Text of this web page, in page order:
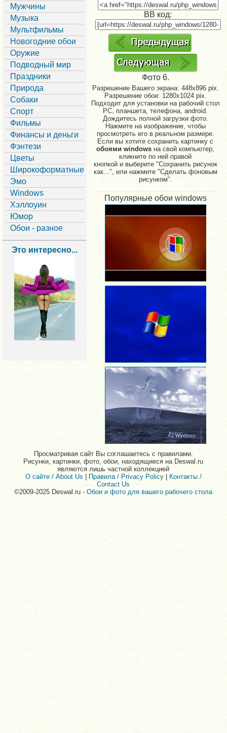
Мужчины
Музыка
Мультфильмы
Новогодние обои
Оружие
Подводный мир
Праздники
Природа
Собаки
Спорт
Фильмы
Финансы и деньги
Фэнтези
Цветы
Широкоформатные
Эмо
Windows
Хэллоуин
Юмор
Обои - разное
Это интересно...
BB код:
Фото 6.
Разрешение Вашего экрана: 448x896 pix.
Разрешение обои: 1280x1024 pix.
Подходит для установки на рабочий стол
PC, планшета, телефона, android.
Дождитесь полной загрузки фото.
Нажмите на изображение, чтобы
просмотреть его в реальном размере.
Если вы хотите сохранить картинку с
обоями windowsна свой компьютер,
кликните по ней правой
кнопкой и выберите "Сохранить рисунок
как...", или нажмите "Сделать фоновым
рисунком".
Популярные обои windows
Просматривая сайт Вы соглашаетесь с правилами.
Рисунки, картинки, фото, обои, находящиеся на Deswal.ru
являются лишь частной коллекцией
О сайте / About Us
Правила / Privacy Policy| Контакты /
Contact Us
©2009-2025 Deswal.ru -Обои и фото для вашего рабочего стола